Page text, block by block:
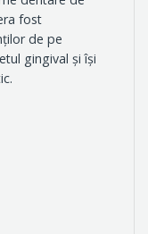
fost
de pe
gingival și își